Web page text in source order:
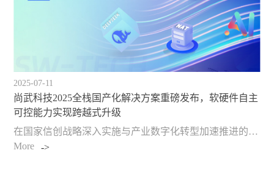
2025-07-11
尚武科技2025全栈国产化解决方案重磅发布，软硬件自主
可控能力实现跨越式升级
在国家信创战略深入实施与产业数字化转型加速推进的双重背景下，尚武科技近日宣布完成技术体系全面升级并正式推出全栈国产化解决方案。该方案实现从操作系统、数据库到应用软件的全生态覆盖，支持从龙芯到飞腾、从银河麒麟到统信UOS的完整国产矩阵，成为具备全国…
More